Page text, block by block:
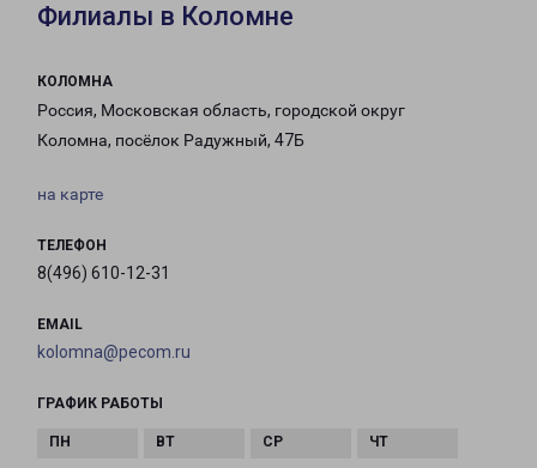
Филиалы в Коломне
КОЛОМНА
Россия, Московская область, городской округ
Коломна, посёлок Радужный, 47Б
на карте
ТЕЛЕФОН
8(496) 610-12-31
EMAIL
kolomna@pecom.ru
ГРАФИК РАБОТЫ